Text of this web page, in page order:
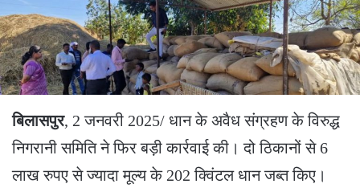
बिलासपुर, 2 जनवरी 2025/ धान के अवैध संग्रहण के विरुद्ध
निगरानी समिति ने फिर बड़ी कार्रवाई की। दो ठिकानों से 6
लाख रुपए से ज्यादा मूल्य के 202 क्विंटल धान जब्त किए।